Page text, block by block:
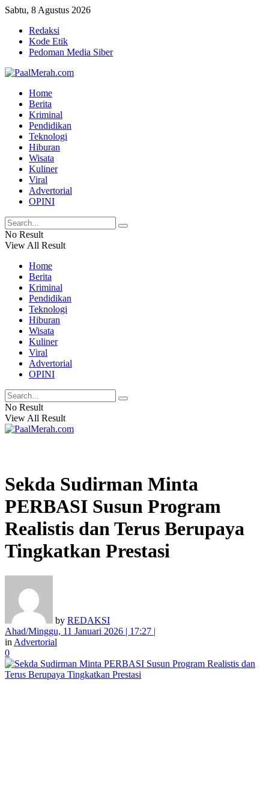
Sabtu, 8 Agustus 2026
Redaksi
Kode Etik
Pedoman Media Siber
Home
Berita
Kriminal
Pendidikan
Teknologi
Hiburan
Wisata
Kuliner
Viral
Advertorial
OPINI
No Result
View All Result
Home
Berita
Kriminal
Pendidikan
Teknologi
Hiburan
Wisata
Kuliner
Viral
Advertorial
OPINI
No Result
View All Result
Sekda Sudirman Minta
PERBASI Susun Program
Realistis dan Terus Berupaya
Tingkatkan Prestasi
by REDAKSI
Ahad/Minggu, 11 Januari 2026 | 17:27 |
in Advertorial
0